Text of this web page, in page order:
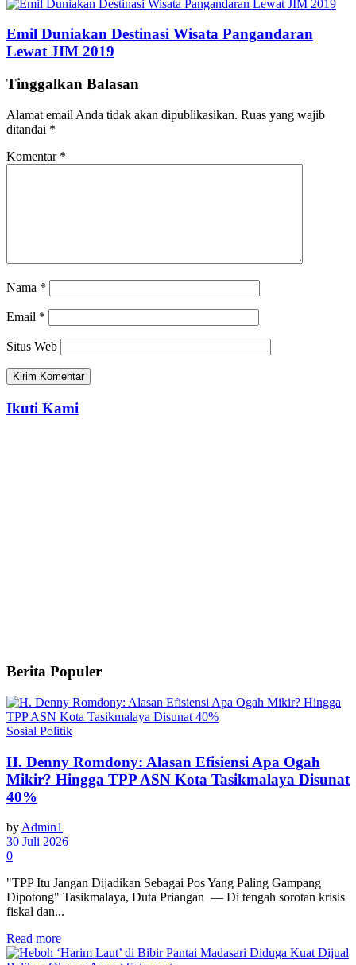
Emil Duniakan Destinasi Wisata Pangandaran
Lewat JIM 2019
Tinggalkan Balasan
Alamat email Anda tidak akan dipublikasikan. Ruas yang wajib
ditandai *
Komentar *
Nama *
Email *
Situs Web
Ikuti Kami
Berita Populer
Sosial Politik
H. Denny Romdony: Alasan Efisiensi Apa Ogah
Mikir? Hingga TPP ASN Kota Tasikmalaya Disunat
40%
by Admin1
30 Juli 2026
0
"TPP Itu Jangan Dijadikan Sebagai Pos Yang Paling Gampang
Dipotong" Tasikmalaya, Duta Priangan — Di tengah sorotan krisis
fiskal dan...
Read more